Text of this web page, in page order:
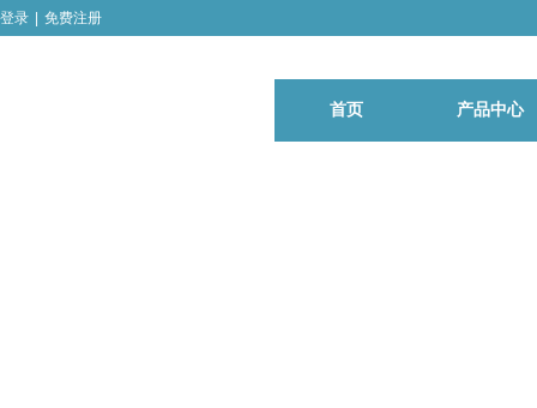
首页 产品中心
登录 免费注册